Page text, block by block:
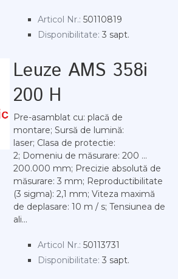
Articol Nr.: 50110819
Disponibilitate: 3 sapt.
Leuze AMS 358i
200 H
Pre-asamblat cu: placă de
montare; Sursă de lumină:
laser; Clasa de protectie:
2; Domeniu de măsurare: 200 ...
200.000 mm; Precizie absolută de
măsurare: 3 mm; Reproductibilitate
(3 sigma): 2,1 mm; Viteza maximă
de deplasare: 10 m / s; Tensiunea de
ali...
Articol Nr.: 50113731
Disponibilitate: 3 sapt.